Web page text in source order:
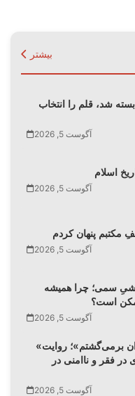
بیشتر
شد، قلم را انتخاب
آگوست 5, 2026
اسلام
آگوست 5, 2026
مکتبم پنهان کردم
آگوست 5, 2026
سمی؛ چرا همیشه
است؟
آگوست 5, 2026
«من نباید از ایران برمی‌گشتم»؛ روایت
در فقر و ناامنی در
آگوست 5, 2026